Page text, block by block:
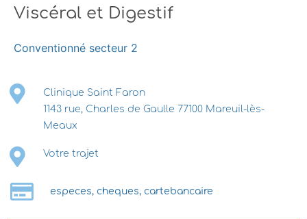
Viscéral et Digestif
Conventionné secteur 2
Clinique Saint Faron
1143 rue, Charles de Gaulle 77100 Mareuil-lès-
Meaux
Votre trajet
especes, cheques, cartebancaire